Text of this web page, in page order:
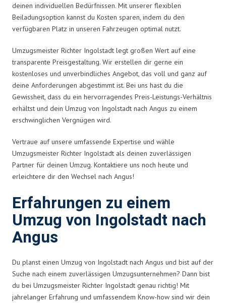
deinen individuellen Bedürfnissen. Mit unserer flexiblen
Beiladungsoption kannst du Kosten sparen, indem du den
verfügbaren Platz in unseren Fahrzeugen optimal nutzt.
Umzugsmeister Richter Ingolstadt legt großen Wert auf eine
transparente Preisgestaltung. Wir erstellen dir gerne ein
kostenloses und unverbindliches Angebot, das voll und ganz auf
deine Anforderungen abgestimmt ist. Bei uns hast du die
Gewissheit, dass du ein hervorragendes Preis-Leistungs-Verhältnis
erhältst und dein Umzug von Ingolstadt nach Angus zu einem
erschwinglichen Vergnügen wird.
Vertraue auf unsere umfassende Expertise und wähle
Umzugsmeister Richter Ingolstadt als deinen zuverlässigen
Partner für deinen Umzug. Kontaktiere uns noch heute und
erleichtere dir den Wechsel nach Angus!
Erfahrungen zu einem
Umzug von Ingolstadt nach
Angus
Du planst einen Umzug von Ingolstadt nach Angus und bist auf der
Suche nach einem zuverlässigen Umzugsunternehmen? Dann bist
du bei Umzugsmeister Richter Ingolstadt genau richtig! Mit
jahrelanger Erfahrung und umfassendem Know-how sind wir dein